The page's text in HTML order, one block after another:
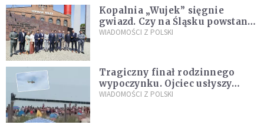
Kopalnia „Wujek” sięgnie
gwiazd. Czy na Śląsku powstanie
„Dolina Krzemowa”?
WIADOMOŚCI Z POLSKI
Tragiczny finał rodzinnego
wypoczynku. Ojciec usłyszy
zarzuty
WIADOMOŚCI Z POLSKI